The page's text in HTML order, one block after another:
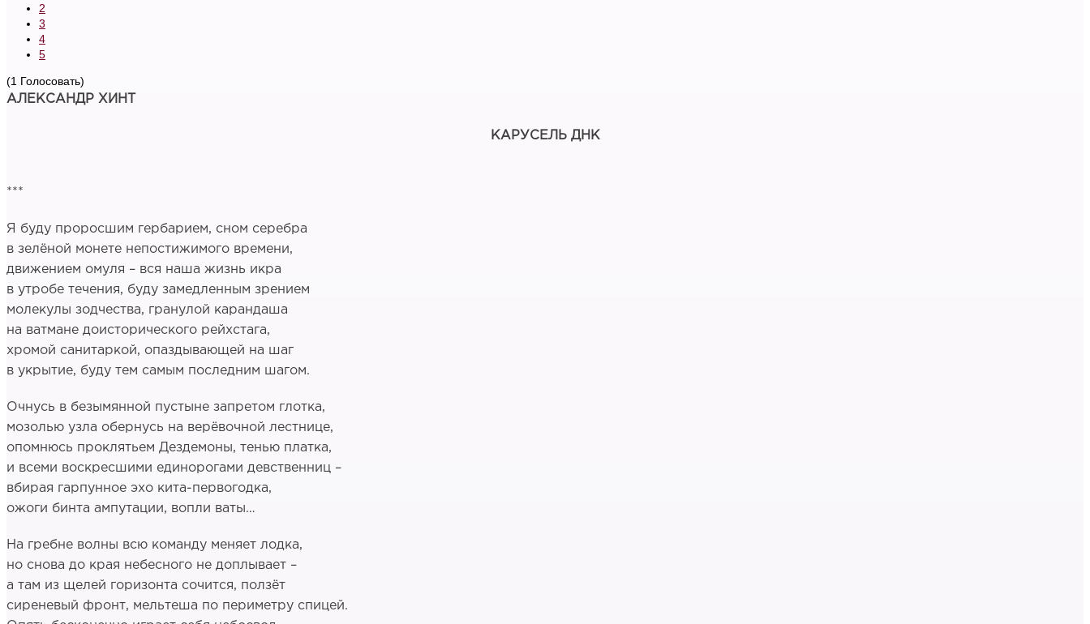
2
3
4
5
(1 Голосовать)
АЛЕКСАНДР ХИНТ
КАРУСЕЛЬ ДНК
***
Я буду проросшим гербарием, сном серебра
в зелёной монете непостижимого времени,
движением омуля – вся наша жизнь икра
в утробе течения, буду замедленным зрением
молекулы зодчества, гранулой карандаша
на ватмане доисторического рейхстага,
хромой санитаркой, опаздывающей на шаг
в укрытие, буду тем самым последним шагом.
Очнусь в безымянной пустыне запретом глотка,
мозолью узла обернусь на верёвочной лестнице,
опомнюсь проклятьем Дездемоны, тенью платка,
и всеми воскресшими единорогами девственниц –
вбирая гарпунное эхо кита-первогодка,
ожоги бинта ампутации, вопли ваты…
На гребне волны всю команду меняет лодка,
но снова до края небесного не доплывает –
а там из щелей горизонта сочится, ползёт
сиреневый фронт, мельтеша по периметру спицей.